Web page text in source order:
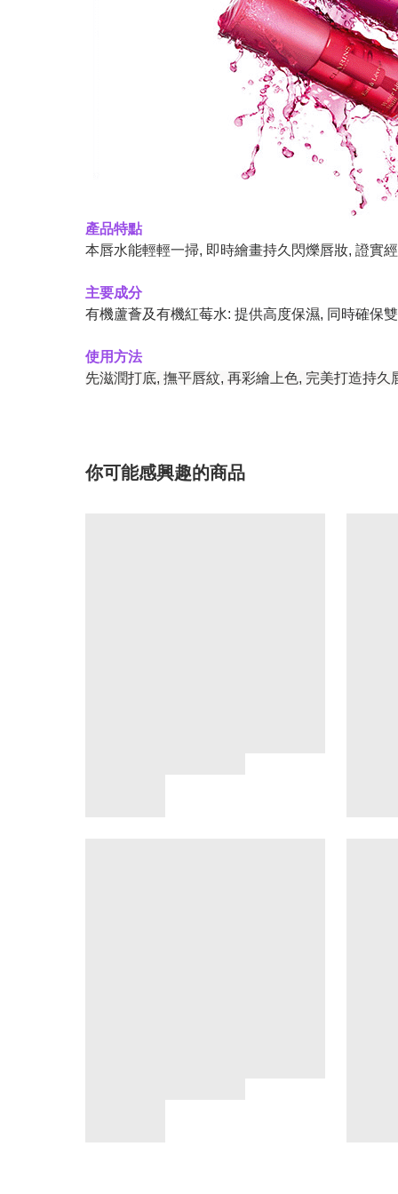
產品特點
本唇水能輕輕一掃, 即時繪畫持久閃爍唇妝, 證實
主要成分
有機蘆薈及有機紅莓水: 提供高度保濕, 同時確保
使用方法
先滋潤打底, 撫平唇紋, 再彩繪上色, 完美打造持久
你可能感興趣的商品